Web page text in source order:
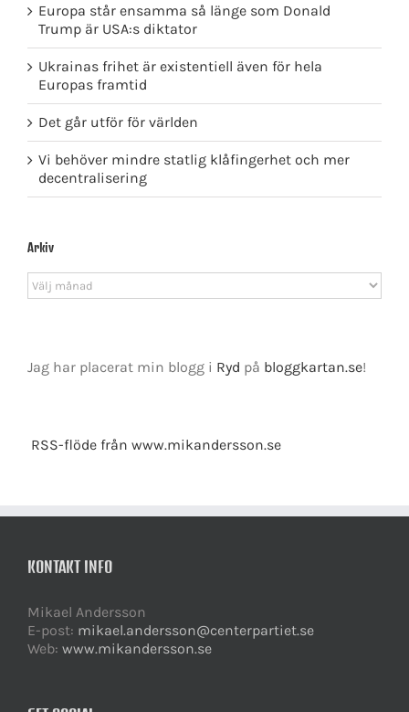
Europa står ensamma så länge som Donald
Trump är USA:s diktator
Ukrainas frihet är existentiell även för hela
Europas framtid
Det går utför för världen
Vi behöver mindre statlig klåfingerhet och mer
decentralisering
Arkiv
Arkiv
Jag har placerat min blogg i Ryd på bloggkartan.se!
RSS-flöde från www.mikandersson.se
KONTAKT INFO
Mikael Andersson
E-post: mikael.andersson@centerpartiet.se
Web: www.mikandersson.se